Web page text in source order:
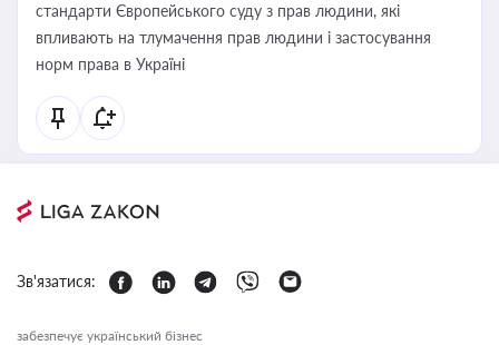
стандарти Європейського суду з прав людини, які
впливають на тлумачення прав людини і застосування
норм права в Україні
Зв'язатися:
забезпечує український бізнес